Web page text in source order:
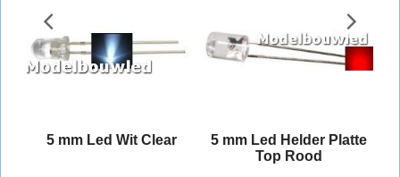
5 mm Led Wit Clear
5 mm Led Helder Platte
Top Rood